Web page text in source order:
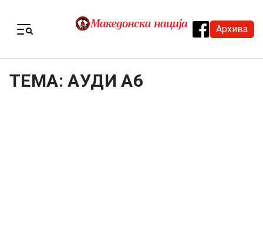
Архива
ТЕМА: АУДИ А6